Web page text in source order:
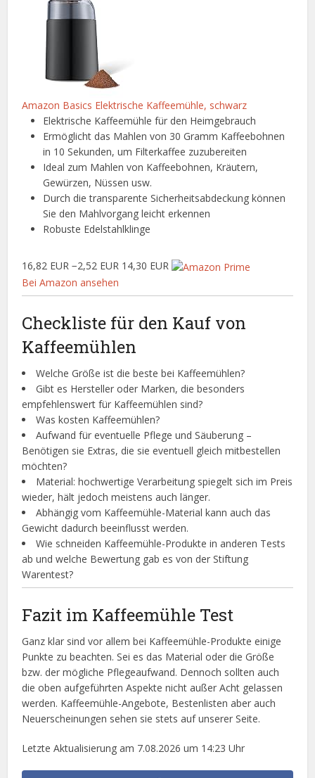
Amazon Basics Elektrische Kaffeemühle, schwarz
Elektrische Kaffeemühle für den Heimgebrauch
Ermöglicht das Mahlen von 30 Gramm Kaffeebohnen
in 10 Sekunden, um Filterkaffee zuzubereiten
Ideal zum Mahlen von Kaffeebohnen, Kräutern,
Gewürzen, Nüssen usw.
Durch die transparente Sicherheitsabdeckung können
Sie den Mahlvorgang leicht erkennen
Robuste Edelstahlklinge
16,82 EUR −2,52 EUR 14,30 EUR
Bei Amazon ansehen
Checkliste für den Kauf von
Kaffeemühlen
Welche Größe ist die beste bei Kaffeemühlen?
Gibt es Hersteller oder Marken, die besonders
empfehlenswert für Kaffeemühlen sind?
Was kosten Kaffeemühlen?
Aufwand für eventuelle Pflege und Säuberung –
Benötigen sie Extras, die sie eventuell gleich mitbestellen
möchten?
Material: hochwertige Verarbeitung spiegelt sich im Preis
wieder, hält jedoch meistens auch länger.
Abhängig vom Kaffeemühle-Material kann auch das
Gewicht dadurch beeinflusst werden.
Wie schneiden Kaffeemühle-Produkte in anderen Tests
ab und welche Bewertung gab es von der Stiftung
Warentest?
Fazit im Kaffeemühle Test
Ganz klar sind vor allem bei Kaffeemühle-Produkte einige
Punkte zu beachten. Sei es das Material oder die Größe
bzw. der mögliche Pflegeaufwand. Dennoch sollten auch
die oben aufgeführten Aspekte nicht außer Acht gelassen
werden. Kaffeemühle-Angebote, Bestenlisten aber auch
Neuerscheinungen sehen sie stets auf unserer Seite.
Letzte Aktualisierung am 7.08.2026 um 14:23 Uhr